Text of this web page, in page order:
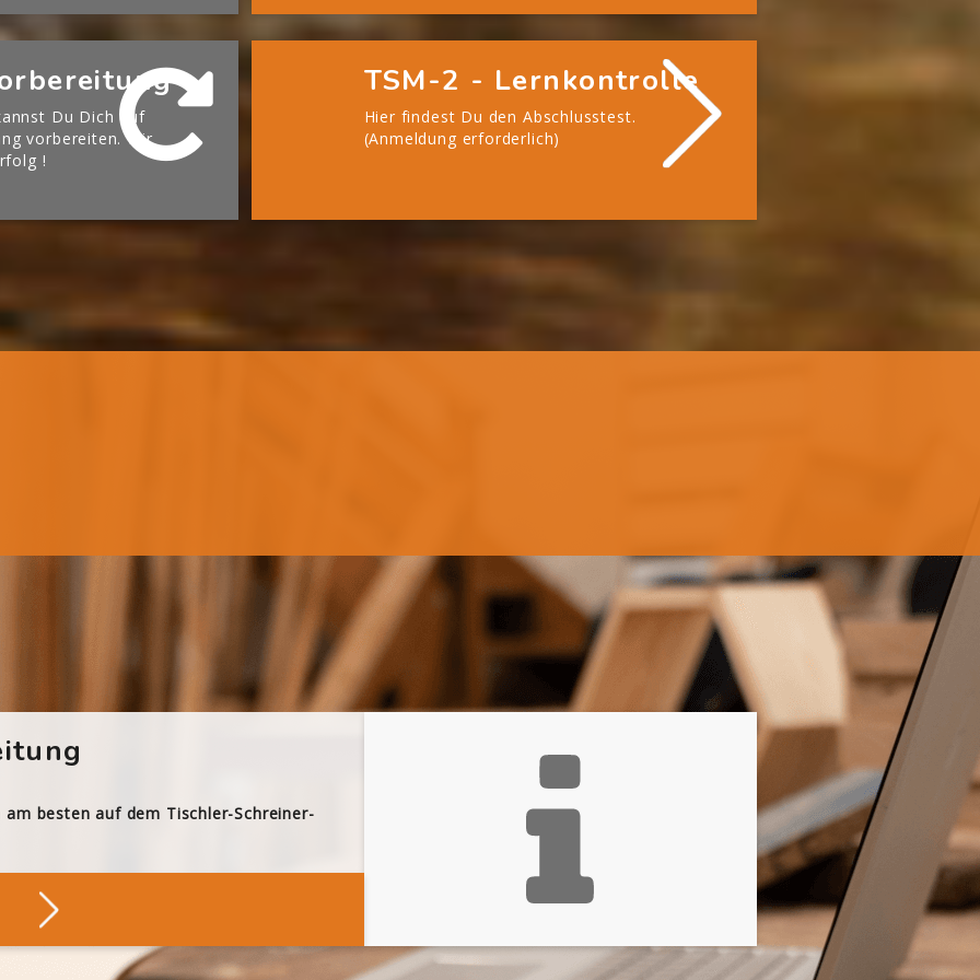
Du Dich auf
vorbereiten. Wir
!
TSM-2 - Lernkontrolle
Hier findest Du den Abschlusstest.
(Anmeldung erforderlich)
besten auf dem Tischler-Schreiner-